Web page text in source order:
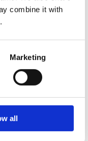
combine it with
Marketing
all